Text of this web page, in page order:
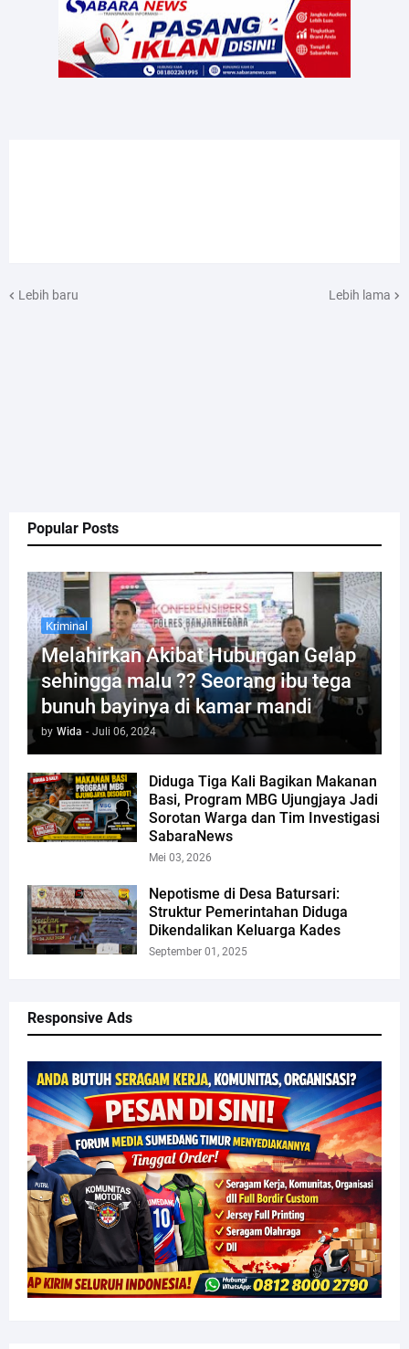
Popular Posts
Kriminal
Melahirkan Akibat Hubungan Gelap
sehingga malu ?? Seorang ibu tega
bunuh bayinya di kamar mandi
by Wida - Juli 06, 2024
Diduga Tiga Kali Bagikan Makanan
Basi, Program MBG Ujungjaya Jadi
Sorotan Warga dan Tim Investigasi
SabaraNews
Mei 03, 2026
Nepotisme di Desa Batursari:
Struktur Pemerintahan Diduga
Dikendalikan Keluarga Kades
September 01, 2025
Responsive Ads
Lebih baru Lebih lama